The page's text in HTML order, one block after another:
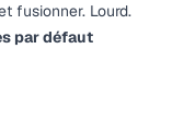
fusionner. Lourd.
par défaut